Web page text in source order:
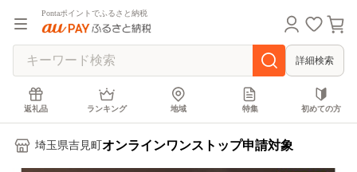
Pontaポイントでふるさと納税
詳細検索
返礼品 ランキング 地域 特集 初めての方
埼玉県吉見町 オンラインワンストップ申請対象